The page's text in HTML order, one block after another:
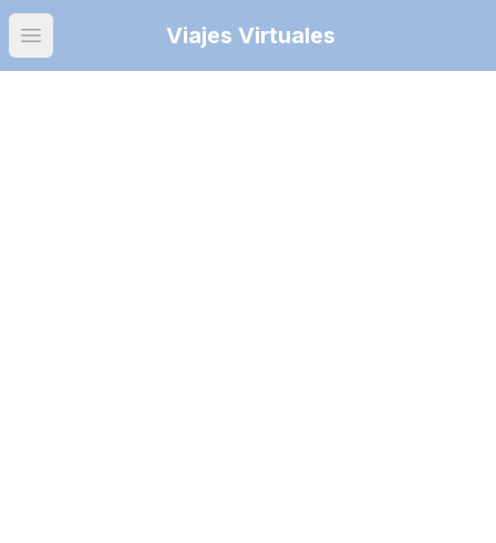
Open main menuViajes Virtuales